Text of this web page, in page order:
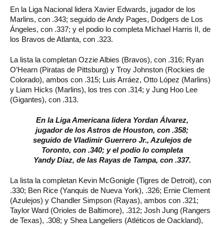
En la Liga Nacional lidera Xavier Edwards, jugador de los
Marlins, con .343; seguido de Andy Pages, Dodgers de Los
Ángeles, con .337; y el podio lo completa Michael Harris II, de
los Bravos de Atlanta, con .323.
La lista la completan Ozzie Albies (Bravos), con .316; Ryan
O’Hearn (Piratas de Pittsburg) y Troy Johnston (Rockies de
Colorado), ambos con .315; Luis Arráez, Otto López (Marlins)
y Liam Hicks (Marlins), los tres con .314; y Jung Hoo Lee
(Gigantes), con .313.
En la Liga Americana lidera Yordan Álvarez,
jugador de los Astros de Houston, con .358;
seguido de Vladimir Guerrero Jr., Azulejos de
Toronto, con .340; y el podio lo completa
Yandy Díaz, de las Rayas de Tampa, con .337.
La lista la completan Kevin McGonigle (Tigres de Detroit), con
.330; Ben Rice (Yanquis de Nueva York), .326; Ernie Clement
(Azulejos) y Chandler Simpson (Rayas), ambos con .321;
Taylor Ward (Orioles de Baltimore), .312; Josh Jung (Rangers
de Texas), .308; y Shea Langeliers (Atléticos de Oackland),